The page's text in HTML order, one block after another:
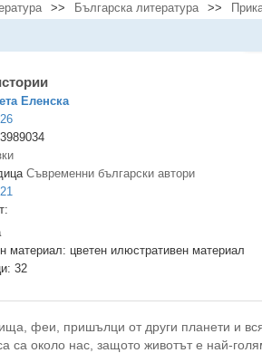
>> Българска литература >>
Еленска
Съвременни български автори
материал: цветен илюстративен материал
32
феи, пришълци от други планети и
са около нас, защото животът е най-